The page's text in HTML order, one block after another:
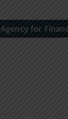
Agency for